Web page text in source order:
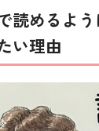
読めるよ
い理由